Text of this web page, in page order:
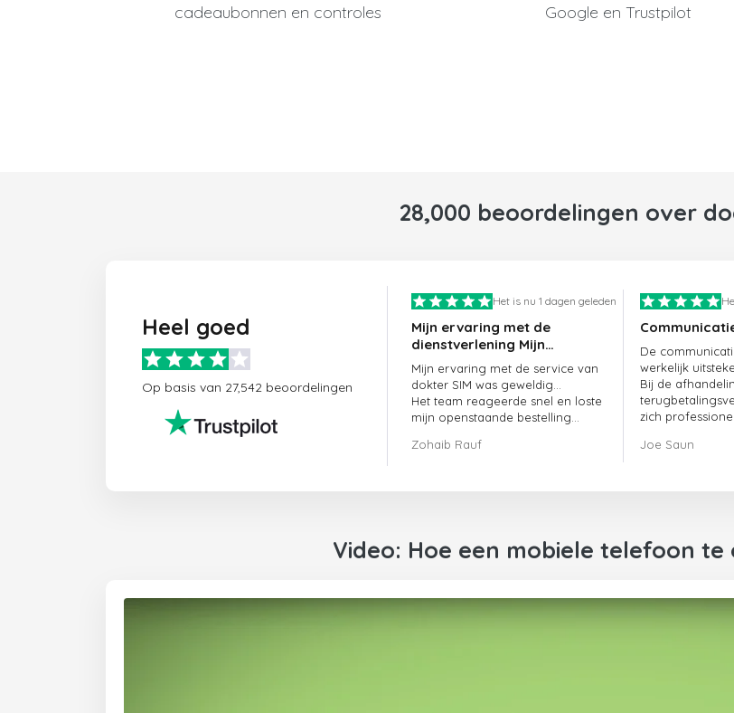
cadeaubonnen en controles
Google en Trustpilot
28,000 beoordelingen over
Heel goed
Op basis van 27,542 beoordelingen
Het is nu 1 dagen geleden
Mijn ervaring met de
dienstverlening Mijn
ervaring met de
dienstverlening van
doctorSIM was geweldig.
Mijn ervaring met de service van
dokter SIM was geweldig...
Het team reageerde snel en loste
mijn openstaande bestelling
Al met al was het een geweldige
Zohaib Rauf
De
werkelijk
Bij de
zich
opgelost
Joe Saun
Video: Hoe een mobiele telefoon